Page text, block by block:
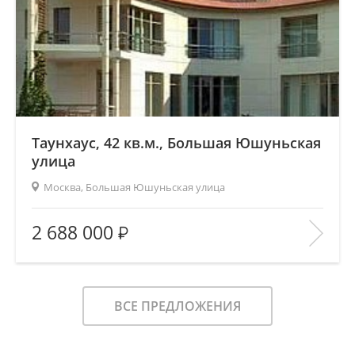
Таунхаус, 42 кв.м., Большая Юшуньская
улица
Москва, Большая Юшуньская улица
2
Количество комнат:
1
Этаж:
2/8
В ИЗБРАННОЕ
2 688 000
ВСЕ ПРЕДЛОЖЕНИЯ